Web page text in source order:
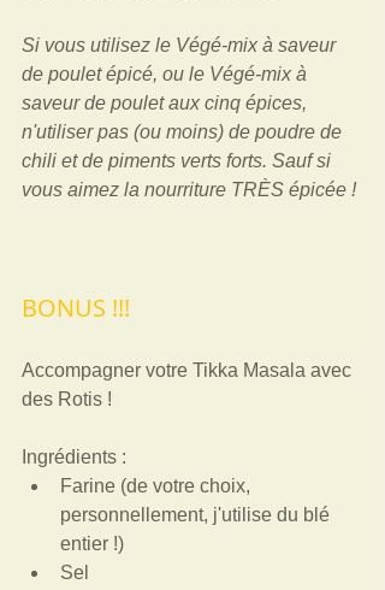
Si vous utilisez le Végé-mix à saveur
de poulet épicé, ou le Végé-mix à
saveur de poulet aux cinq épices,
n'utiliser pas (ou moins) de poudre de
chili et de piments verts forts. Sauf si
vous aimez la nourriture TRÈS épicée !
BONUS !!!
Accompagner votre Tikka Masala avec
des Rotis !
Ingrédients :
Farine (de votre choix,
personnellement, j'utilise du blé
entier !)
Sel